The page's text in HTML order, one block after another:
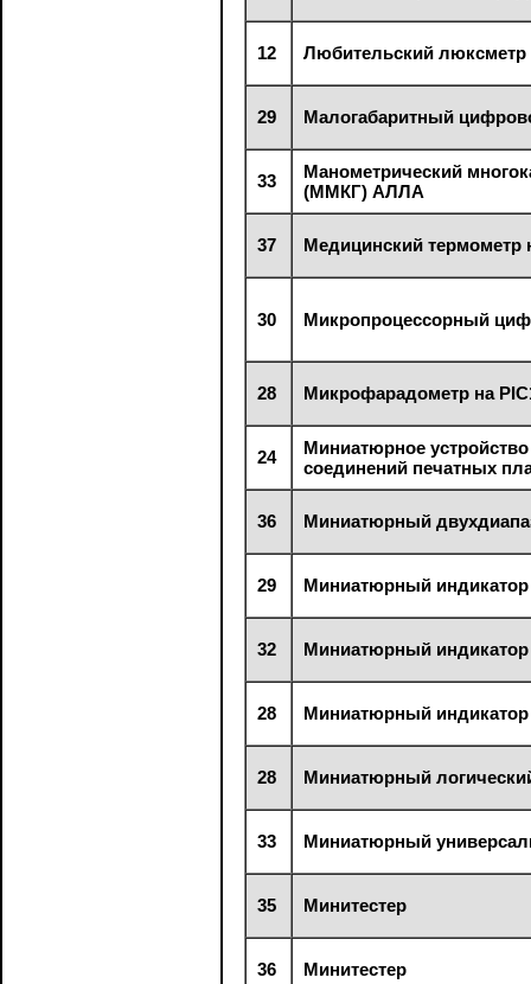
12 Любительский люксметр
29 Малогабаритный
33
Манометрический
(ММКГ) АЛЛА
37 Медицинский термометр
30 Микропроцессорный
28 Микрофарадометр на
24
Миниатюрное
соединений печатных
36 Миниатюрный
29 Миниатюрный
32 Миниатюрный индикатор
28 Миниатюрный индикатор
28 Миниатюрный
33 Миниатюрный
35 Минитестер
36 Минитестер